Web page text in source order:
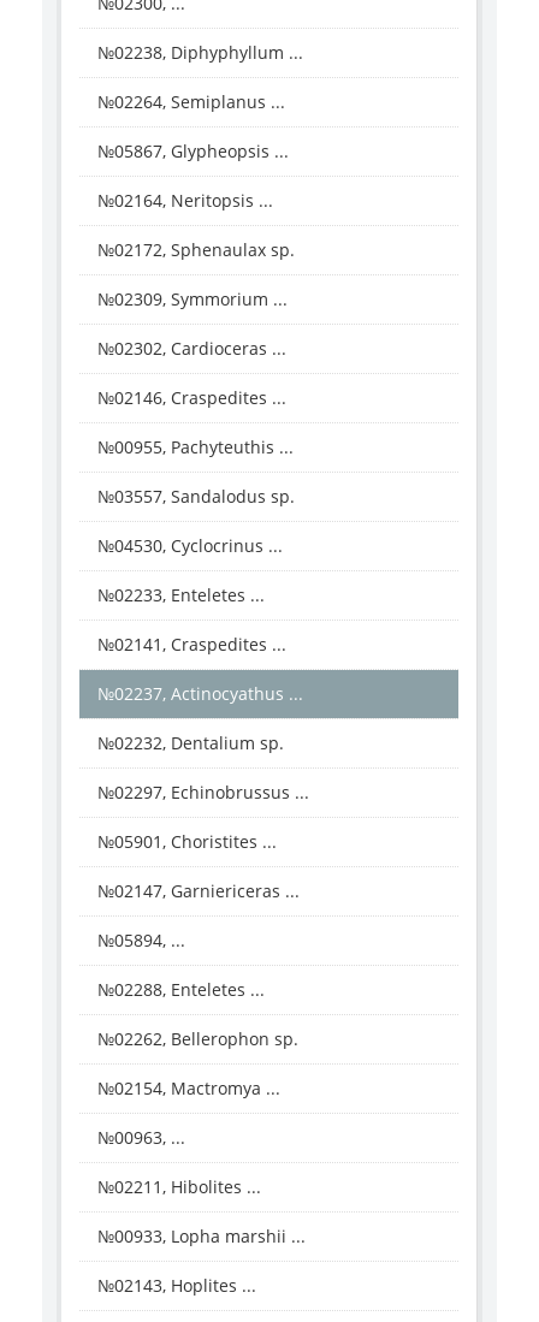
№02238, Diphyphyllum ...
№02264, Semiplanus ...
№05867, Glypheopsis ...
№02164, Neritopsis ...
№02172, Sphenaulax sp.
№02309, Symmorium ...
№02302, Cardioceras ...
№02146, Craspedites ...
№00955, Pachyteuthis ...
№03557, Sandalodus sp.
№04530, Cyclocrinus ...
№02233, Enteletes ...
№02141, Craspedites ...
№02237, Actinocyathus ...
№02232, Dentalium sp.
№02297, Echinobrussus ...
№05901, Choristites ...
№02147, Garniericeras ...
№05894, ...
№02288, Enteletes ...
№02262, Bellerophon sp.
№02154, Mactromya ...
№00963, ...
№02211, Hibolites ...
№00933, Lopha marshii ...
№02143, Hoplites ...